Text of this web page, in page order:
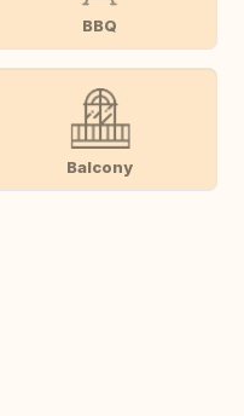
BBQ
Balcony